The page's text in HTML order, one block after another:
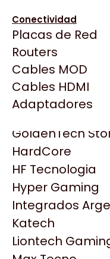
Conectividad
Placas de Red
Routers
Cables MOD
Cables HDMI
Adaptadores
Deepcool
Dell
EVGA
Gamemax
Genesis
Genius
HP
HyperX
INNO3D
Intel
Kingston
Lenovo
Logitech
Click Gaming
Compufan Store
Dinobyte
Full H4rd
Gaming City
Gezatek
GoldenTech
HardCore
HF Tecnologia
Hyper Gaming
Integrados
Katech
Liontech